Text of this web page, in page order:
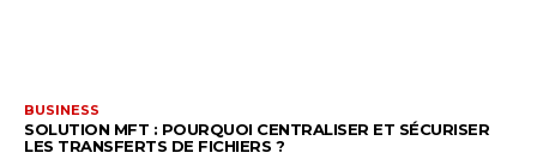
BUSINESS
SOLUTION MFT : POURQUOI CENTRALISER ET SÉCURISER
LES TRANSFERTS DE FICHIERS ?